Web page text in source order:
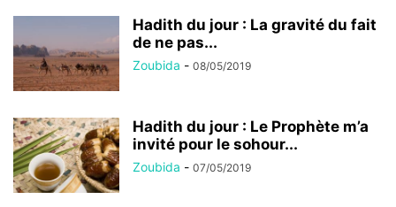
Hadith du jour : La gravité du fait
de ne pas...
Zoubida - 08/05/2019
Hadith du jour : Le Prophète m’a
invité pour le sohour...
Zoubida - 07/05/2019